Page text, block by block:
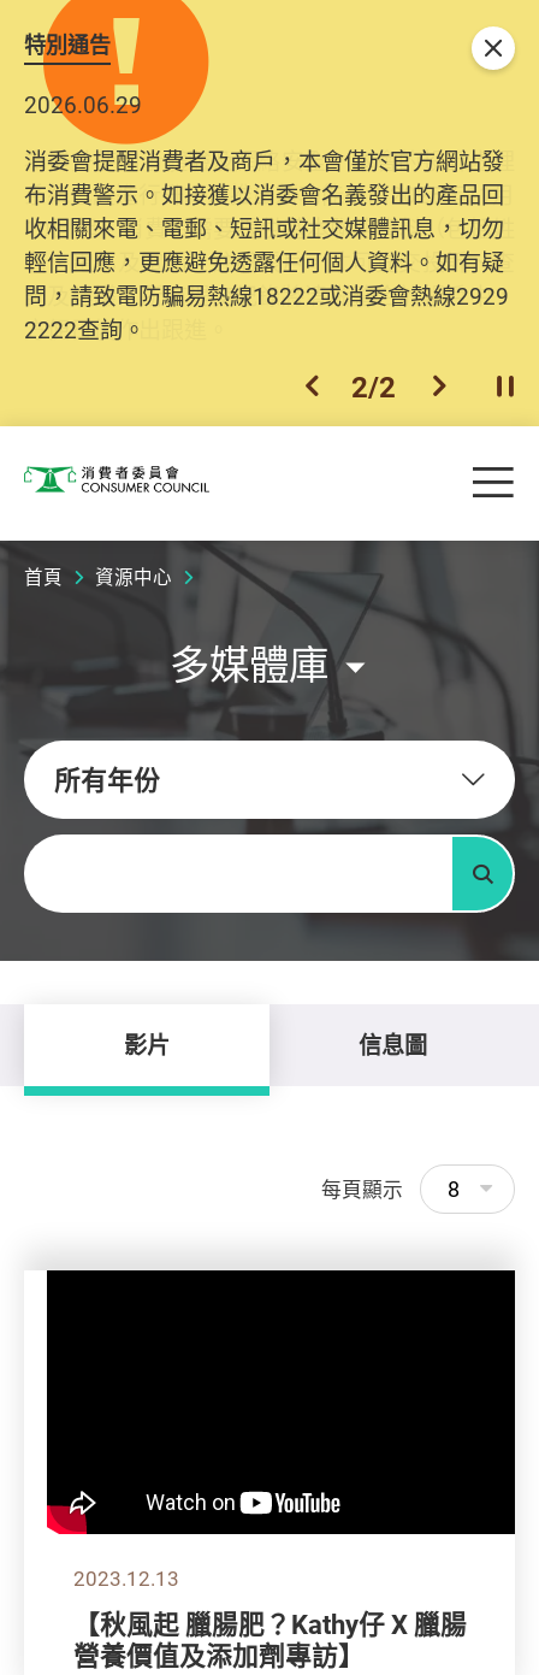
特別通告
2026.06.29
消委會提醒消費者及商戶，本會僅於官方網站發
布消費警示。如接獲以消委會名義發出的產品回
收相關來電、電郵、短訊或社交媒體訊息，切勿
輕信回應，更應避免透露任何個人資料。如有疑
問，請致電防騙易熱線18222或消委會熱線2929
2222查詢。
2025.10.31
為提升使用者體驗及網絡安全，本會的投訴處理
系統已經進行升級及推出新功能。由2025年11月
10日起，消費者需要提供基本聯絡資料（包括姓
名、電郵及電話）註冊帳戶，才可提交投訴、查
詢及建議。所有提交紀錄將清晰整合於帳戶中，
方便日後作出跟進。
上一個
2/2 下一個開
關閉
消費者委員會 目
首頁 資源中心
多媒體庫
所有年份
關鍵字
搜尋
影片 信息圖
每頁顯示 8
2023.12.13
【秋風起 臘腸肥？Kathy仔 X 臘腸
營養價值及添加劑專訪】